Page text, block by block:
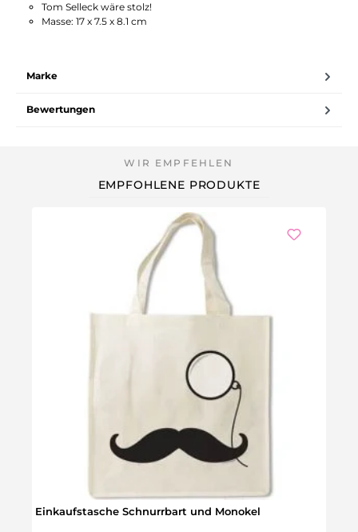
Tom Selleck wäre stolz!
Masse: 17 x 7.5 x 8.1 cm
Marke
Bewertungen
EMPFOHLENE PRODUKTE
Einkaufstasche Schnurrbart und Monokel